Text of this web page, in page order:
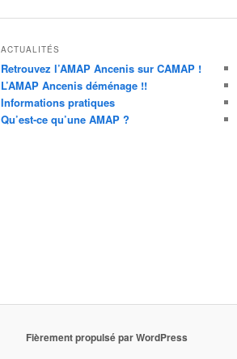
ACTUALITÉS
Retrouvez l’AMAP Ancenis sur CAMAP !
L’AMAP Ancenis déménage !!
Informations pratiques
Qu’est-ce qu’une AMAP ?
Fièrement propulsé par WordPress